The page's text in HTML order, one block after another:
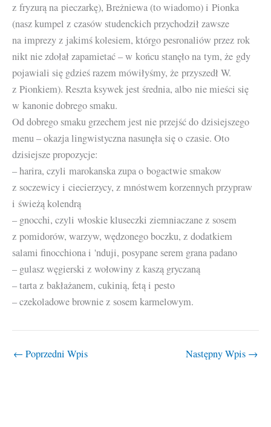
z fryzurą na pieczarkę), Breżniewa (to wiadomo) i Pionka
(nasz kumpel z czasów studenckich przychodził zawsze
na imprezy z jakimś kolesiem, którgo pesronaliów przez rok
nikt nie zdołał zapamietać – w końcu stanęło na tym, że gdy
pojawiali się gdzieś razem mówiłyśmy, że przyszedł W.
z Pionkiem). Reszta ksywek jest średnia, albo nie mieści się
w kanonie dobrego smaku.
Od dobrego smaku grzechem jest nie przejść do dzisiejszego
menu – okazja lingwistyczna nasunęła się o czasie. Oto
dzisiejsze propozycje:
– harira, czyli marokanska zupa o bogactwie smakow
z soczewicy i ciecierzycy, z mnóstwem korzennych przypraw
i świeżą kolendrą
– gnocchi, czyli włoskie kluseczki ziemniaczane z sosem
z pomidorów, warzyw, wędzonego boczku, z dodatkiem
salami finocchiona i 'nduji, posypane serem grana padano
– gulasz węgierski z wołowiny z kaszą gryczaną
– tarta z bakłażanem, cukinią, fetą i pesto
– czekoladowe brownie z sosem karmelowym.
← Poprzedni Wpis Następny Wpis →